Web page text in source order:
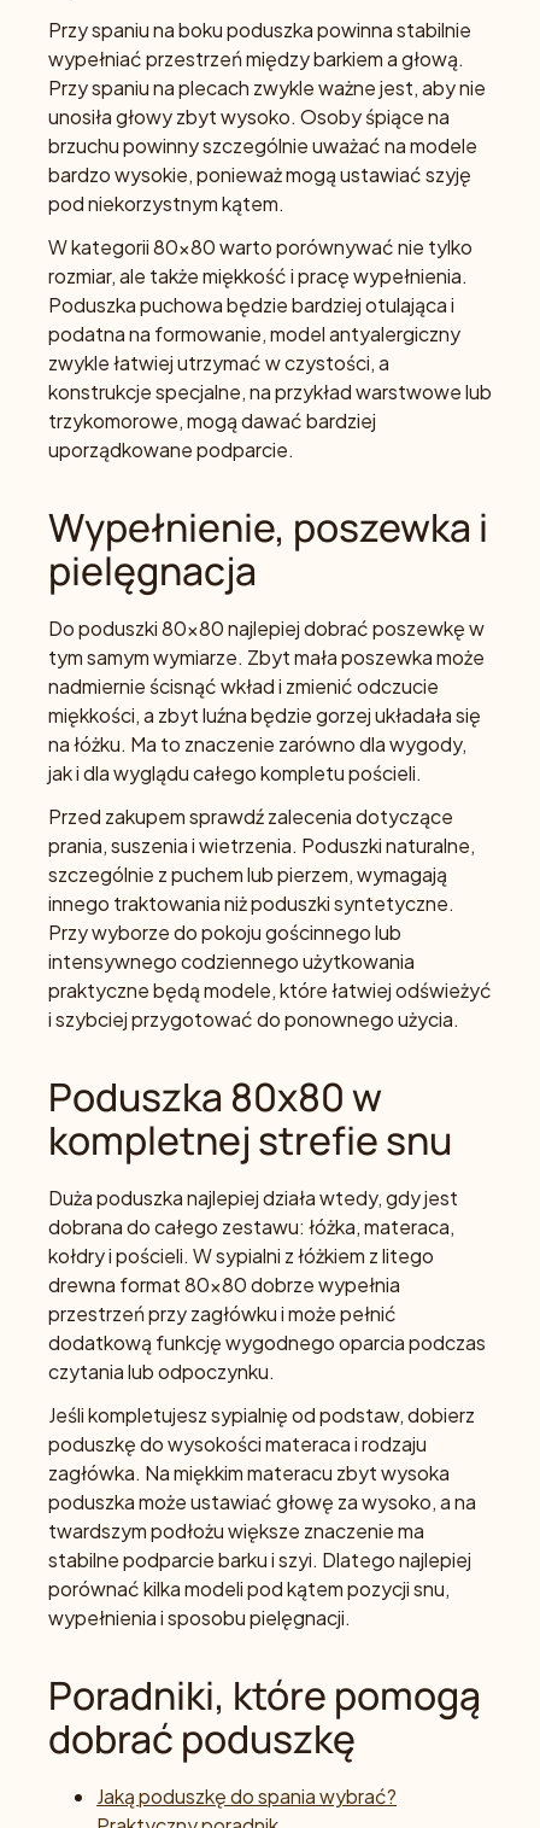
Przy spaniu na boku poduszka powinna stabilnie
wypełniać przestrzeń między barkiem a głową.
Przy spaniu na plecach zwykle ważne jest, aby nie
unosiła głowy zbyt wysoko. Osoby śpiące na
brzuchu powinny szczególnie uważać na modele
bardzo wysokie, ponieważ mogą ustawiać szyję
pod niekorzystnym kątem.
W kategorii 80x80 warto porównywać nie tylko
rozmiar, ale także miękkość i pracę wypełnienia.
Poduszka puchowa będzie bardziej otulająca i
podatna na formowanie, model antyalergiczny
zwykle łatwiej utrzymać w czystości, a
konstrukcje specjalne, na przykład warstwowe lub
trzykomorowe, mogą dawać bardziej
uporządkowane podparcie.
Wypełnienie, poszewka i
pielęgnacja
Do poduszki 80x80 najlepiej dobrać poszewkę w
tym samym wymiarze. Zbyt mała poszewka może
nadmiernie ścisnąć wkład i zmienić odczucie
miękkości, a zbyt luźna będzie gorzej układała się
na łóżku. Ma to znaczenie zarówno dla wygody,
jak i dla wyglądu całego kompletu pościeli.
Przed zakupem sprawdź zalecenia dotyczące
prania, suszenia i wietrzenia. Poduszki naturalne,
szczególnie z puchem lub pierzem, wymagają
innego traktowania niż poduszki syntetyczne.
Przy wyborze do pokoju gościnnego lub
intensywnego codziennego użytkowania
praktyczne będą modele, które łatwiej odświeżyć
i szybciej przygotować do ponownego użycia.
Poduszka 80x80 w
kompletnej strefie snu
Duża poduszka najlepiej działa wtedy, gdy jest
dobrana do całego zestawu: łóżka, materaca,
kołdry i pościeli. W sypialni z łóżkiem z litego
drewna format 80x80 dobrze wypełnia
przestrzeń przy zagłówku i może pełnić
dodatkową funkcję wygodnego oparcia podczas
czytania lub odpoczynku.
Jeśli kompletujesz sypialnię od podstaw, dobierz
poduszkę do wysokości materaca i rodzaju
zagłówka. Na miękkim materacu zbyt wysoka
poduszka może ustawiać głowę za wysoko, a na
twardszym podłożu większe znaczenie ma
stabilne podparcie barku i szyi. Dlatego najlepiej
porównać kilka modeli pod kątem pozycji snu,
wypełnienia i sposobu pielęgnacji.
Poradniki, które pomogą
dobrać poduszkę
Jaką poduszkę do spania wybrać?